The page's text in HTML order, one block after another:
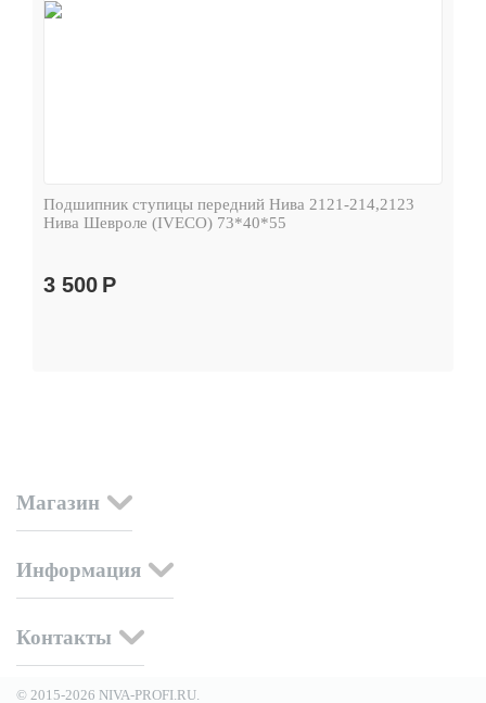
Подшипник ступицы передний Нива 2121-214,2123
Нива Шевроле (IVECO) 73*40*55
3 500 Р
Магазин
Информация
Контакты
© 2015-2026 NIVA-PROFI.RU.